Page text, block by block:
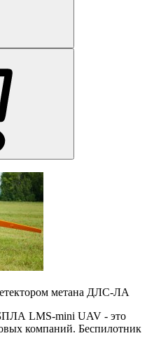
метана ДЛС-ЛА
LMS-mini UAV - это
компаний. Беспилотник